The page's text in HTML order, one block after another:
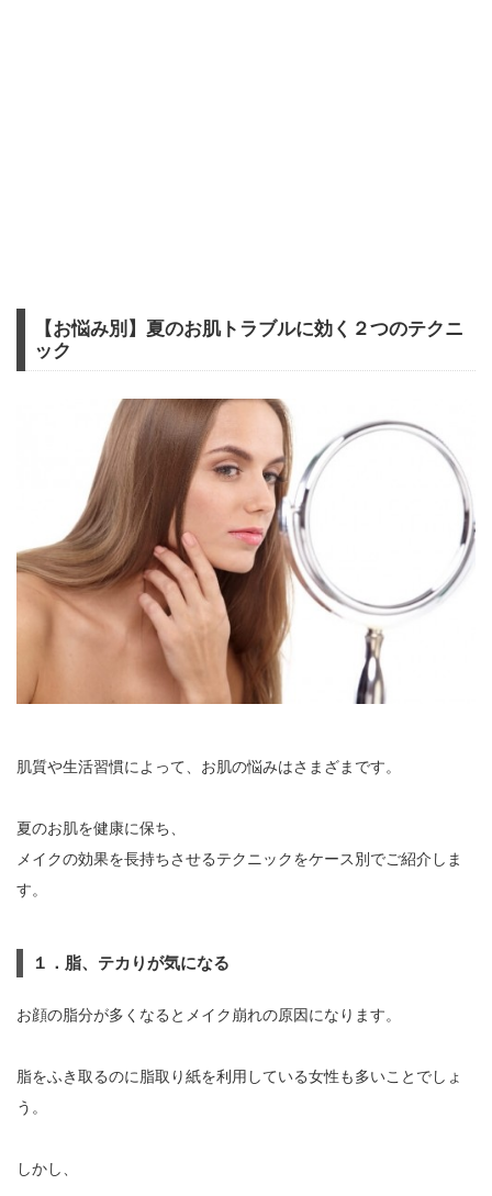
【お悩み別】夏のお肌トラブルに効く２つのテクニ
ック
肌質や生活習慣によって、お肌の悩みはさまざまです。
夏のお肌を健康に保ち、
メイクの効果を長持ちさせるテクニックをケース別でご紹介しま
す。
１．脂、テカりが気になる
お顔の脂分が多くなるとメイク崩れの原因になります。
脂をふき取るのに脂取り紙を利用している女性も多いことでしょ
う。
しかし、